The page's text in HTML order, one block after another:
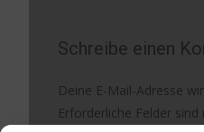
Schreibe einen
Deine E-Mail-Adresse
Erforderliche Felder sind